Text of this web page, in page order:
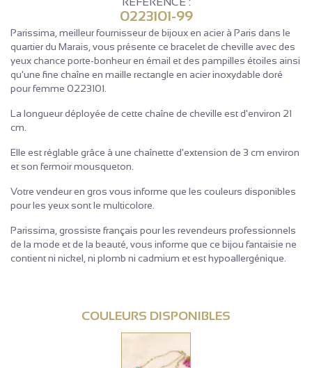
0223101-99
Parissima, meilleur fournisseur de bijoux en acier à Paris dans le
quartier du Marais, vous présente ce bracelet de cheville avec des
yeux chance porte-bonheur en émail et des pampilles étoiles ainsi
qu'une fine chaîne en maille rectangle en acier inoxydable doré
pour femme 0223101.
La longueur déployée de cette chaîne de cheville est d'environ 21
cm.
Elle est réglable grâce à une chaînette d'extension de 3 cm environ
et son fermoir mousqueton.
Votre vendeur en gros vous informe que les couleurs disponibles
pour les yeux sont le multicolore.
Parissima, grossiste français pour les revendeurs professionnels
de la mode et de la beauté, vous informe que ce bijou fantaisie ne
contient ni nickel, ni plomb ni cadmium et est hypoallergénique.
COULEURS DISPONIBLES